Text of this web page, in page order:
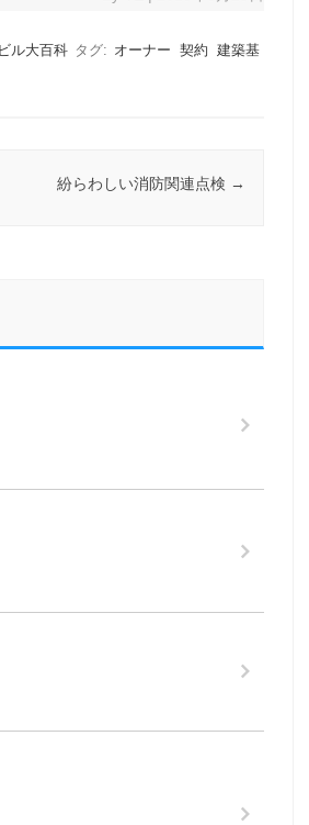
ル大百科 タグ: オーナー 契約 建築基
紛らわしい消防関連点検 →